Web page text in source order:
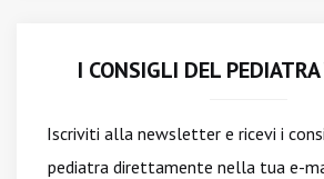
I CONSIGLI DEL
Iscriviti alla newslettere ricevi i
pediatra direttamente nella tua e-